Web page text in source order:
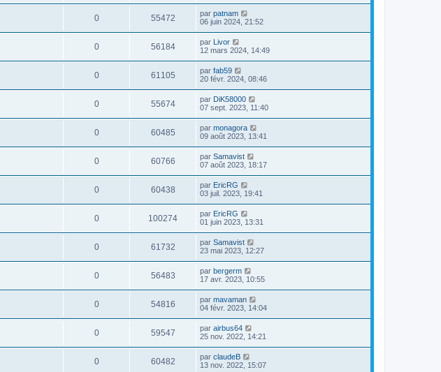
0 55472 par patnam
06 juin 2024, 21:52
0 56184 par Livor
12 mars 2024, 14:49
0 61105 par fab59
20 févr. 2024, 08:46
0 55674 par DiK58000
07 sept. 2023, 11:40
0 60485 par monagora
09 août 2023, 13:41
0 60766 par Samavist
07 août 2023, 18:17
0 60438 par EricRG
03 juil. 2023, 19:41
0 100274 par EricRG
01 juin 2023, 13:31
0 61732 par Samavist
23 mai 2023, 12:27
0 56483 par bergerm
17 avr. 2023, 10:55
0 54816 par mavaman
04 févr. 2023, 14:04
0 59547 par airbus64
25 nov. 2022, 14:21
0 60482 par claudeB
13 nov. 2022, 15:07